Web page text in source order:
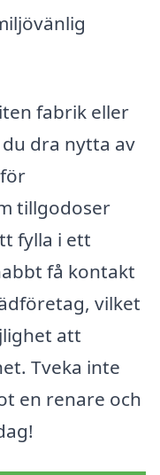
fabrik eller
dra nytta av
tillgodoser
fylla i ett
få kontakt
vilket
att
Tveka inte
en renare och